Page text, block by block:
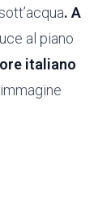
. A
al piano
italiano